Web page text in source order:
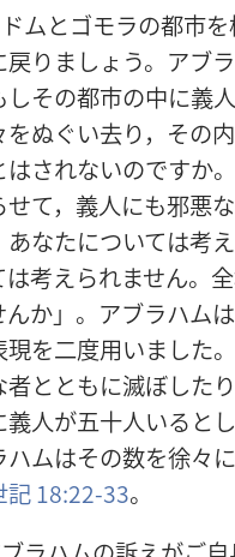
ムとゴモラの都市
戻りましょう。アブ
しその都市の中に義
をぬぐい去り，その
はされないのですか
せて，義人にも邪悪
あなたについては考
は考えられません。
んか」。アブラハム
現を二度用いました
者とともに滅ぼした
義人が五十人いると
ハムはその数を徐々
記 18:22-33。